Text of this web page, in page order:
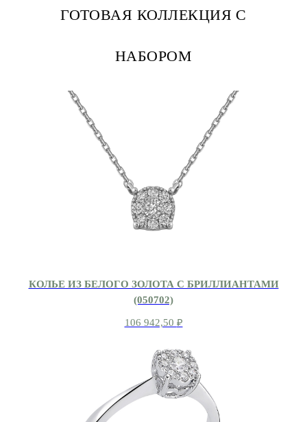
ГОТОВАЯ КОЛЛЕКЦИЯ С
НАБОРОМ
КОЛЬЕ ИЗ БЕЛОГО ЗОЛОТА С БРИЛЛИАНТАМИ
(050702)
106 942,50 ₽